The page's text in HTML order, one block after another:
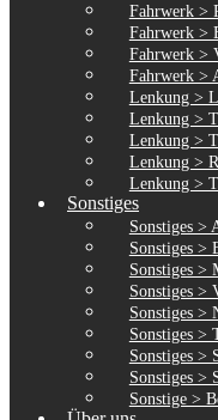
Fahrwerk >
Fahrwerk >
Fahrwerk >
Fahrwerk >
Lenkung >
Lenkung >
Lenkung >
Lenkung >
Lenkung >
Sonstiges
Sonstiges >
Sonstiges >
Sonstiges >
Sonstiges >
Sonstiges >
Sonstiges >
Sonstiges >
Sonstiges >
Sonstige >